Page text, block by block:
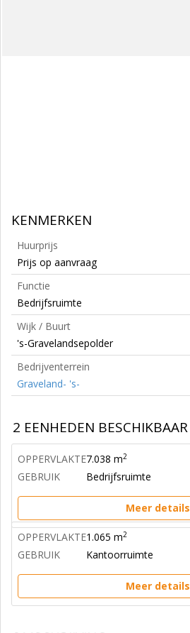
KENMERKEN
Huurprijs
Prijs op aanvraag
Functie
Bedrijfsruimte
Wijk / Buurt
's-Gravelandsepolder
Bedrijventerrein
Graveland- 's-
2 EENHEDEN BESCHIKBAAR
OPPERVLAKTE7.038 m2
GEBRUIK Bedrijfsruimte
Meer details
OPPERVLAKTE1.065 m2
GEBRUIK Kantoorruimte
Meer details